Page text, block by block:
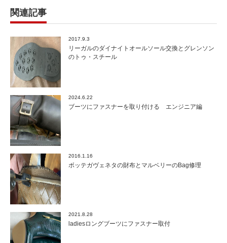
関連記事
2017.9.3
リーガルのダイナイトオールソール交換とグレンソン
のトゥ・スチール
2024.6.22
ブーツにファスナーを取り付ける エンジニア編
2016.1.16
ボッテガヴェネタの財布とマルベリーのBag修理
2021.8.28
ladiesロングブーツにファスナー取付